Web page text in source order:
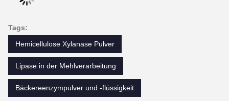
Tags:
Hemicellulose Xylanase Pulver
Lipase in der Mehlverarbeitung
Bäckereenzympulver und -flüssigkeit